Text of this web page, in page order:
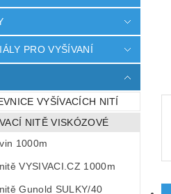
PRO VYŠÍVANÍ
VYŠÍVACÍCH NITÍ
NITĚ VISKÓZOVÉ
1000m
nitě VYSIVACI.CZ 1000m
nitě Gunold SULKY/40